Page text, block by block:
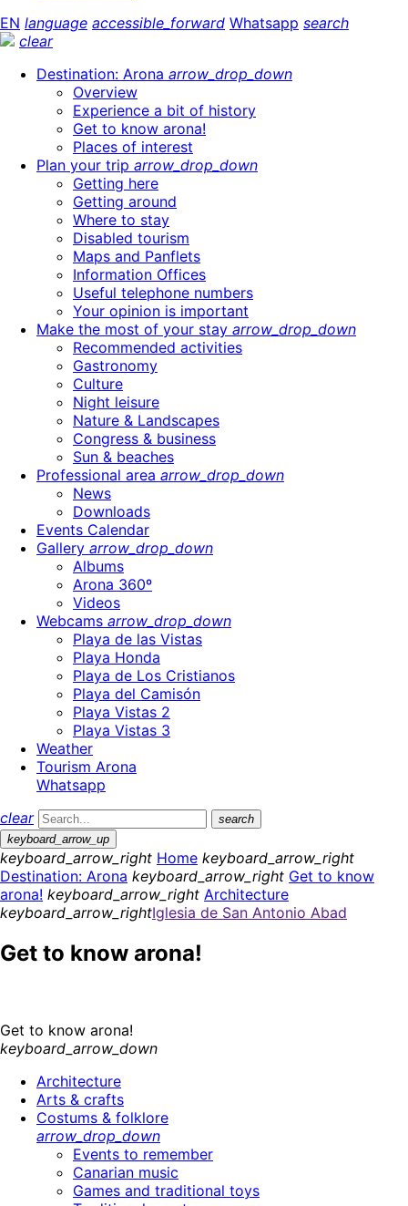
EN language accessible_forward Whatsapp search
clear
Destination: Arona arrow_drop_down
Overview
Experience a bit of history
Get to know arona!
Places of interest
Plan your trip arrow_drop_down
Getting here
Getting around
Where to stay
Disabled tourism
Maps and Panflets
Information Offices
Useful telephone numbers
Your opinion is important
Make the most of your stay arrow_drop_down
Recommended activities
Gastronomy
Culture
Night leisure
Nature & Landscapes
Congress & business
Sun & beaches
Professional area arrow_drop_down
News
Downloads
Events Calendar
Gallery arrow_drop_down
Albums
Arona 360º
Videos
Webcams arrow_drop_down
Playa de las Vistas
Playa Honda
Playa de Los Cristianos
Playa del Camisón
Playa Vistas 2
Playa Vistas 3
Weather
Tourism Arona
Whatsapp
clear
search
keyboard_arrow_up
keyboard_arrow_right Home keyboard_arrow_right
Destination: Arona keyboard_arrow_right Get to know
arona! keyboard_arrow_right Architecture
keyboard_arrow_rightIglesia de San Antonio Abad
Get to know arona!
Get to know arona!
keyboard_arrow_down
Architecture
Arts & crafts
Costums & folklore
arrow_drop_down
Events to remember
Canarian music
Games and traditional toys